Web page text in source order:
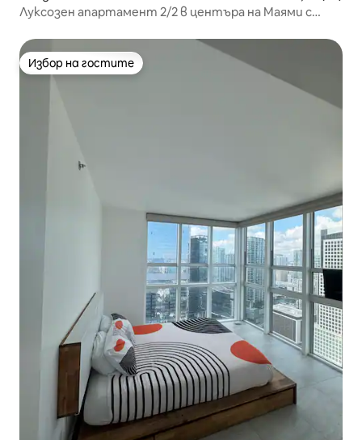
Луксозен апартамент 2/2 в центъра на Маями с
Избор на гостите
Избор на гостите